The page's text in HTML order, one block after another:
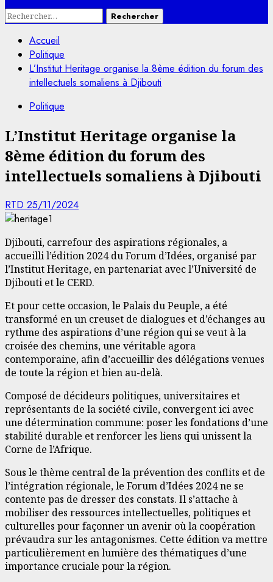
Rechercher :
Accueil
Politique
L’Institut Heritage organise la 8ème édition du forum des
intellectuels somaliens à Djibouti
Politique
L’Institut Heritage organise la
8ème édition du forum des
intellectuels somaliens à Djibouti
RTD 25/11/2024
Djibouti, carrefour des aspirations régionales, a
accueilli l’édition 2024 du Forum d’Idées, organisé par
l’Institut Heritage, en partenariat avec l’Université de
Djibouti et le CERD.
Et pour cette occasion, le Palais du Peuple, a été
transformé en un creuset de dialogues et d’échanges au
rythme des aspirations d’une région qui se veut à la
croisée des chemins, une véritable agora
contemporaine, afin d’accueillir des délégations venues
de toute la région et bien au-delà.
Composé de décideurs politiques, universitaires et
représentants de la société civile, convergent ici avec
une détermination commune: poser les fondations d’une
stabilité durable et renforcer les liens qui unissent la
Corne de l’Afrique.
Sous le thème central de la prévention des conflits et de
l’intégration régionale, le Forum d’Idées 2024 ne se
contente pas de dresser des constats. Il s’attache à
mobiliser des ressources intellectuelles, politiques et
culturelles pour façonner un avenir où la coopération
prévaudra sur les antagonismes. Cette édition va mettre
particulièrement en lumière des thématiques d’une
importance cruciale pour la région.